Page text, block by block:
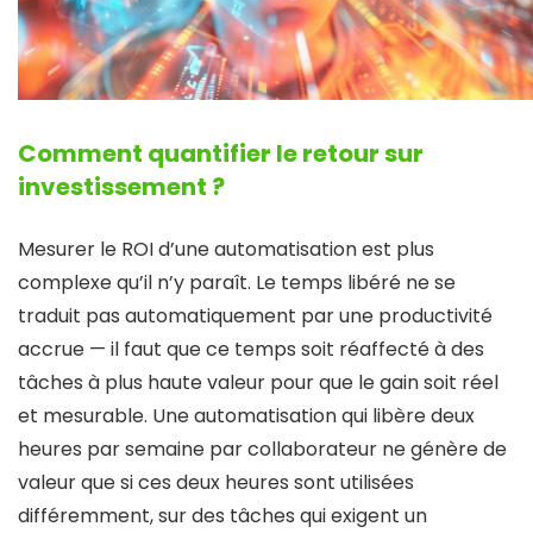
Comment quantifier le retour sur
investissement ?
Mesurer le ROI d’une automatisation est plus
complexe qu’il n’y paraît. Le temps libéré ne se
traduit pas automatiquement par une productivité
accrue — il faut que ce temps soit réaffecté à des
tâches à plus haute valeur pour que le gain soit réel
et mesurable. Une automatisation qui libère deux
heures par semaine par collaborateur ne génère de
valeur que si ces deux heures sont utilisées
différemment, sur des tâches qui exigent un